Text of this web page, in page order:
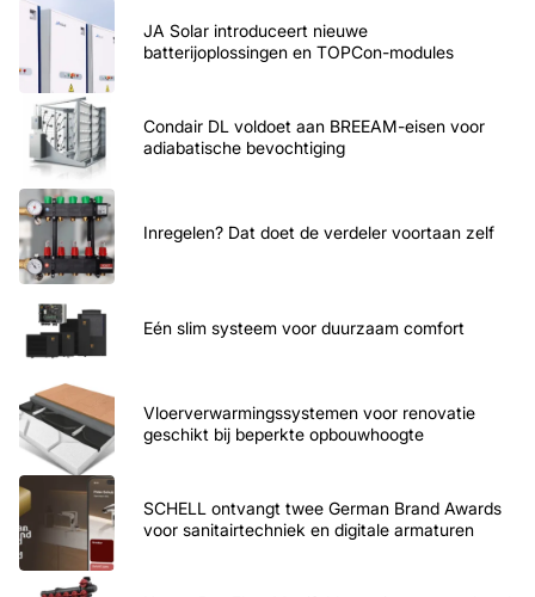
JA Solar introduceert nieuwe
batterijoplossingen en TOPCon-modules
Condair DL voldoet aan BREEAM-eisen voor
adiabatische bevochtiging
Inregelen? Dat doet de verdeler voortaan zelf
Eén slim systeem voor duurzaam comfort
Vloerverwarmingssystemen voor renovatie
geschikt bij beperkte opbouwhoogte
SCHELL ontvangt twee German Brand Awards
voor sanitairtechniek en digitale armaturen